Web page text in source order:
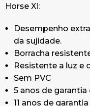
Horse Xl:
Desempenho
da sujidade.
Borracha
Resistente a luz e
Sem PVC
5 anos de
11 anos de